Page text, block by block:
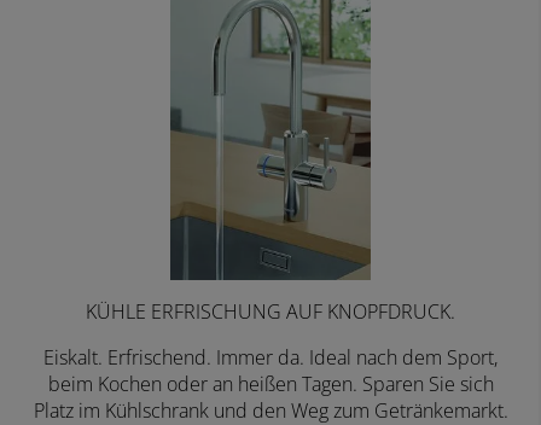
KÜHLE ERFRISCHUNG AUF KNOPFDRUCK.
Eiskalt. Erfrischend. Immer da. Ideal nach dem Sport,
beim Kochen oder an heißen Tagen. Sparen Sie sich
Platz im Kühlschrank und den Weg zum Getränkemarkt.